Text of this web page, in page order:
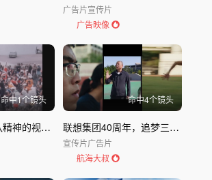
广告片宣传片
广告映像
命中1个镜头
骑行竞技与团队精神的视觉盛宴｜Rapha Films超级联赛
命中4个镜头
联想集团40周年，追梦三部曲 (3)
宣传片广告片
航海大叔